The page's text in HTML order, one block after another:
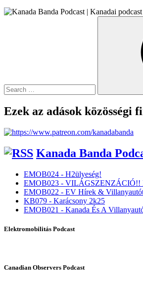
Ezek az adások közösségi
Kanada Banda
EMOB024 - H2ülyeség!
EMOB023 - VILÁGSZENZÁCIÓ!!
EMOB022 - EV Hírek &
KB079 - Karácsony 2k25
EMOB021 - Kanada És A
Elektromobilitás Podcast
Canadian Observers Podcast